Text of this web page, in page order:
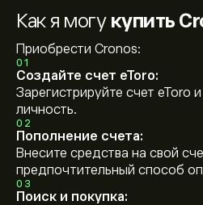
Как я могу купить
Приобрести Cronos:
01
Создайте счет eToro:
Зарегистрируйте счет eToro
личность.
02
Пополнение счета:
Внесите средства на свой
предпочтительный способ
03
Поиск и покупка: